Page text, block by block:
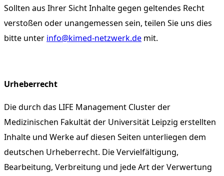
Sollten aus Ihrer Sicht Inhalte gegen geltendes Recht
verstoßen oder unangemessen sein, teilen Sie uns dies
bitte unter info@kimed-netzwerk.de mit.
Urheberrecht
Die durch das LIFE Management Cluster der
Medizinischen Fakultät der Universität Leipzig erstellten
Inhalte und Werke auf diesen Seiten unterliegen dem
deutschen Urheberrecht. Die Vervielfältigung,
Bearbeitung, Verbreitung und jede Art der Verwertung